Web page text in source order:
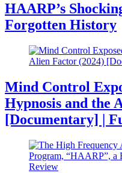
HAARP’s
Forgotten History
Mind Control
Hypnosis and the
[Documentary] |